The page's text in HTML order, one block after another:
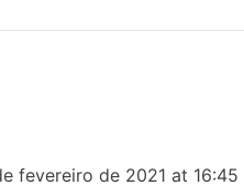
fevereiro de 2021 at 16:45